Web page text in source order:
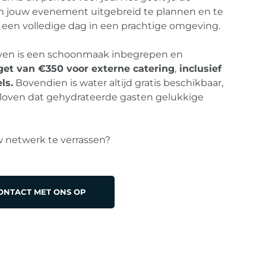
jouw evenement uitgebreid te plannen en te
volledige dag in een prachtige omgeving.
is een schoonmaak inbegrepen en
van €350 voor externe catering, inclusief
Bovendien is water altijd gratis beschikbaar,
dat gehydrateerde gasten gelukkige
netwerk te verrassen?
MET ONS OP